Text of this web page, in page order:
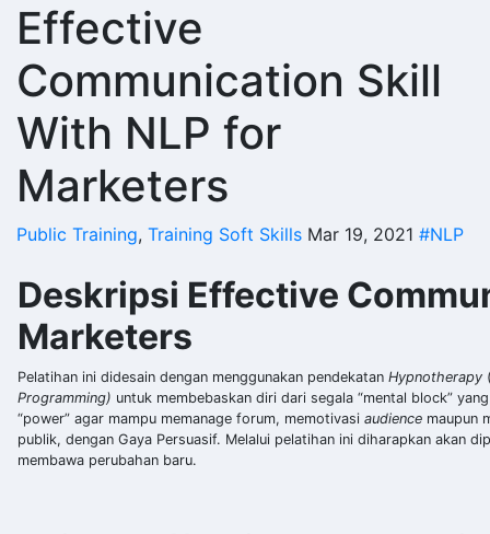
Effective
Communication Skill
With NLP for
Marketers
Public Training, Training Soft Skills Mar 19, 2021 #NLP
Deskripsi Effective
Marketers
Pelatihan ini didesain dengan menggunakan pendekatan Hypnotherapy
Programming) untuk membebaskan diri dari segala “mental block”
“power” agar mampu memanage forum, memotivasi audience maupun
publik, dengan Gaya Persuasif. Melalui pelatihan ini diharapkan akan
membawa perubahan baru.